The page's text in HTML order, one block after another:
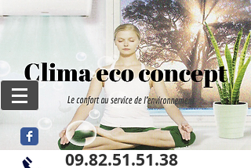
09.82.51.51.38